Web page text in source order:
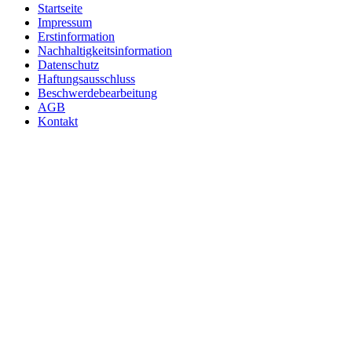
Startseite
Impressum
Erstinformation
Nachhaltigkeitsinformation
Datenschutz
Haftungsausschluss
Beschwerdebearbeitung
AGB
Kontakt